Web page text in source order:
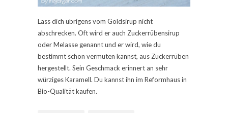
Lass dich übrigens vom Goldsirup nicht
abschrecken. Oft wird er auch Zuckerrübensirup
oder Melasse genannt und er wird, wie du
bestimmt schon vermuten kannst, aus Zuckerrüben
hergestellt. Sein Geschmack erinnert an sehr
würziges Karamell. Du kannst ihn im Reformhaus in
Bio-Qualität kaufen.